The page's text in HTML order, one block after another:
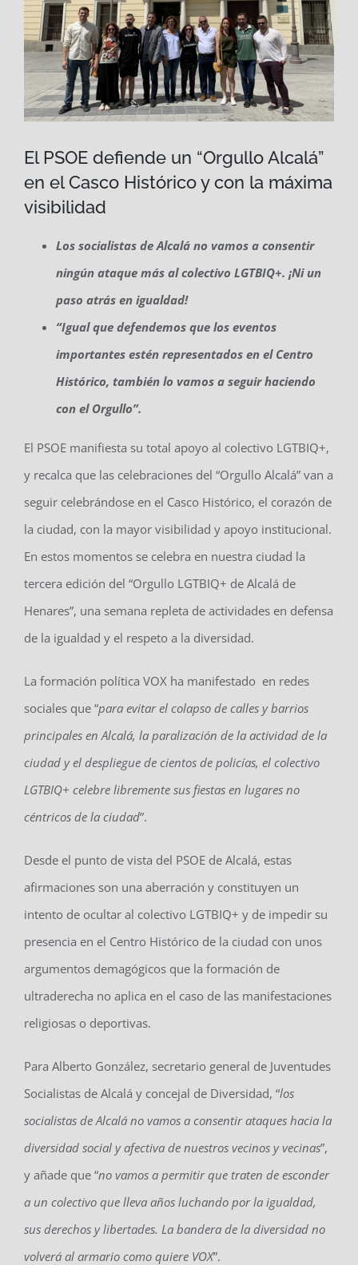
El PSOE defiende un “Orgullo Alcalá”
en el Casco Histórico y con la máxima
visibilidad
Los socialistas de Alcalá no vamos a consentir
ningún ataque más al colectivo LGTBIQ+. ¡Ni un
paso atrás en igualdad!
“Igual que defendemos que los eventos
importantes estén representados en el Centro
Histórico, también lo vamos a seguir haciendo
con el Orgullo”.
El PSOE manifiesta su total apoyo al colectivo LGTBIQ+,
y recalca que las celebraciones del “Orgullo Alcalá” van a
seguir celebrándose en el Casco Histórico, el corazón de
la ciudad, con la mayor visibilidad y apoyo institucional.
En estos momentos se celebra en nuestra ciudad la
tercera edición del “Orgullo LGTBIQ+ de Alcalá de
Henares”, una semana repleta de actividades en defensa
de la igualdad y el respeto a la diversidad.
La formación política VOX ha manifestado en redes
sociales que “para evitar el colapso de calles y barrios
principales en Alcalá, la paralización de la actividad de la
ciudad y el despliegue de cientos de policías, el colectivo
LGTBIQ+ celebre libremente sus fiestas en lugares no
céntricos de la ciudad”.
Desde el punto de vista del PSOE de Alcalá, estas
afirmaciones son una aberración y constituyen un
intento de ocultar al colectivo LGTBIQ+ y de impedir su
presencia en el Centro Histórico de la ciudad con unos
argumentos demagógicos que la formación de
ultraderecha no aplica en el caso de las manifestaciones
religiosas o deportivas.
Para Alberto González, secretario general de Juventudes
Socialistas de Alcalá y concejal de Diversidad, “los
socialistas de Alcalá no vamos a consentir ataques hacia la
diversidad social y afectiva de nuestros vecinos y vecinas”,
y añade que “no vamos a permitir que traten de esconder
a un colectivo que lleva años luchando por la igualdad,
sus derechos y libertades. La bandera de la diversidad no
volverá al armario como quiere VOX”.